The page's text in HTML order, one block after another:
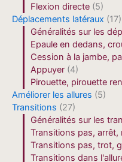
Flexion directe (5)
Déplacements latéraux (17)
Généralités sur les
Epaule en dedans,
Cession à la jambe,
Appuyer (4)
Pirouette, pirouette
Améliorer les allures (5)
Transitions (27)
Généralités sur les
Transitions pas, arrêt,
Transitions pas, trot,
Transitions dans